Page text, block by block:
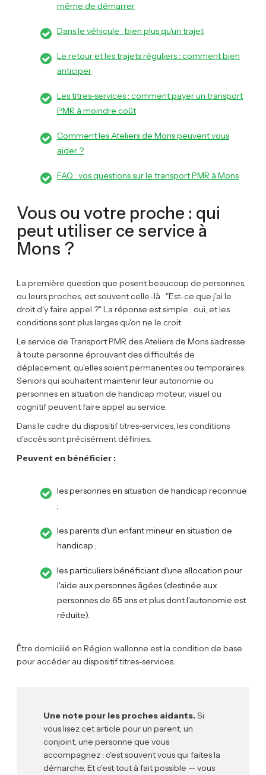
même de démarrer
Dans le véhicule : bien plus qu'un trajet
Le retour et les trajets réguliers : comment bien
anticiper
Les titres-services : comment payer un transport
PMR à moindre coût
Comment les Ateliers de Mons peuvent vous
aider ?
FAQ : vos questions sur le transport PMR à Mons
Vous ou votre proche : qui
peut utiliser ce service à
Mons ?
La première question que posent beaucoup de personnes,
ou leurs proches, est souvent celle-là : "Est-ce que j'ai le
droit d'y faire appel ?" La réponse est simple : oui, et les
conditions sont plus larges qu'on ne le croit.
Le service de Transport PMR des Ateliers de Mons s'adresse
à toute personne éprouvant des difficultés de
déplacement, qu'elles soient permanentes ou temporaires.
Seniors qui souhaitent maintenir leur autonomie ou
personnes en situation de handicap moteur, visuel ou
cognitif peuvent faire appel au service.
Dans le cadre du dispositif titres-services, les conditions
d'accès sont précisément définies.
Peuvent en bénéficier :
les personnes en situation de handicap reconnue
;
les parents d'un enfant mineur en situation de
handicap ;
les particuliers bénéficiant d'une allocation pour
l'aide aux personnes âgées (destinée aux
personnes de 65 ans et plus dont l'autonomie est
réduite).
Être domicilié en Région wallonne est la condition de base
pour accéder au dispositif titres-services.
Une note pour les proches aidants.Si
vous lisez cet article pour un parent, un
conjoint, une personne que vous
accompagnez : c'est souvent vous qui faites la
démarche. Et c'est tout à fait possible — vous